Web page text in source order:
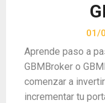
01/
Aprende paso a
GBMBroker o
comenzar a
incrementar tu